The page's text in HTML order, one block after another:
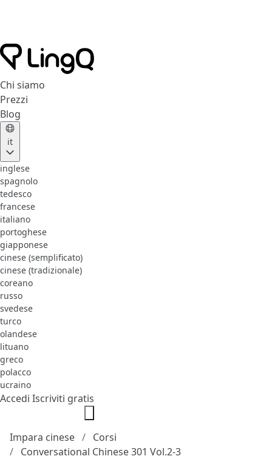
Chi siamo
Prezzi
Blog
it
inglese
spagnolo
tedesco
francese
italiano
portoghese
giapponese
cinese (semplificato)
cinese (tradizionale)
coreano
russo
svedese
turco
olandese
lituano
greco
polacco
ucraino
Accedi Iscriviti gratis
Impara cinese
Corsi
Conversational Chinese 301 Vol.2-3